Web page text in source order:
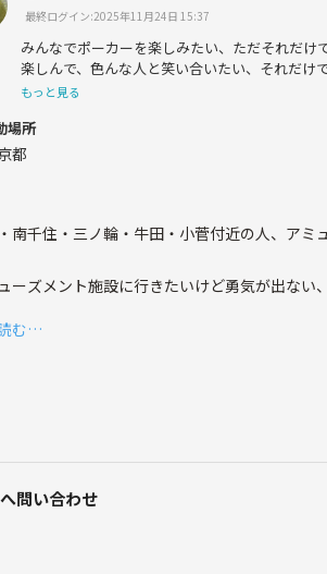
最終ログイン:2025年11月24日 15:37
みんなでポーカーを楽しみたい、ただそれだけ
楽しんで、色んな人と笑い合いたい、それだけ
もっと見る
場所
都
南千住・三ノ輪・牛田・小菅付近の人、ア
ーズメント施設に行きたいけど勇気が出ない、
高くて通えないよ、、
の悩み全て解決します♪
交流して友達を作って一緒に遊びに行きませ
む…
問い合わせ